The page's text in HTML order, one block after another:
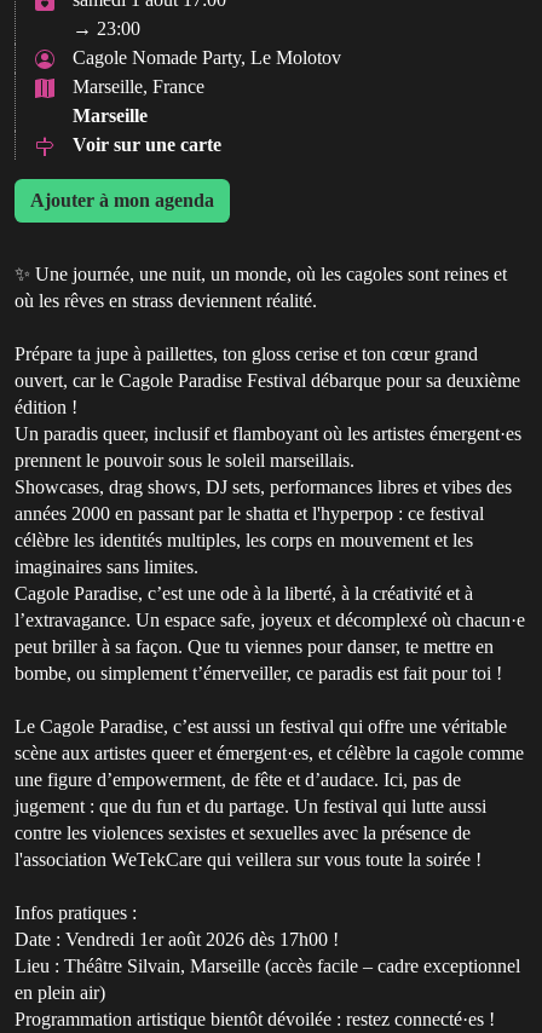
→ 23:00
Cagole Nomade Party, Le Molotov
Marseille, France
Marseille
Voir sur une carte
Ajouter à mon agenda
✨ Une journée, une nuit, un monde, où les cagoles sont reines et
où les rêves en strass deviennent réalité.
Prépare ta jupe à paillettes, ton gloss cerise et ton cœur grand
ouvert, car le Cagole Paradise Festival débarque pour sa deuxième
édition !
Un paradis queer, inclusif et flamboyant où les artistes émergent·es
prennent le pouvoir sous le soleil marseillais.
Showcases, drag shows, DJ sets, performances libres et vibes des
années 2000 en passant par le shatta et l'hyperpop : ce festival
célèbre les identités multiples, les corps en mouvement et les
imaginaires sans limites.
Cagole Paradise, c’est une ode à la liberté, à la créativité et à
l’extravagance. Un espace safe, joyeux et décomplexé où chacun·e
peut briller à sa façon. Que tu viennes pour danser, te mettre en
bombe, ou simplement t’émerveiller, ce paradis est fait pour toi !
Le Cagole Paradise, c’est aussi un festival qui offre une véritable
scène aux artistes queer et émergent·es, et célèbre la cagole comme
une figure d’empowerment, de fête et d’audace. Ici, pas de
jugement : que du fun et du partage. Un festival qui lutte aussi
contre les violences sexistes et sexuelles avec la présence de
l'association WeTekCare qui veillera sur vous toute la soirée !
Infos pratiques :
Date : Vendredi 1er août 2026 dès 17h00 !
Lieu : Théâtre Silvain, Marseille (accès facile – cadre exceptionnel
en plein air)
Programmation artistique bientôt dévoilée : restez connecté·es !